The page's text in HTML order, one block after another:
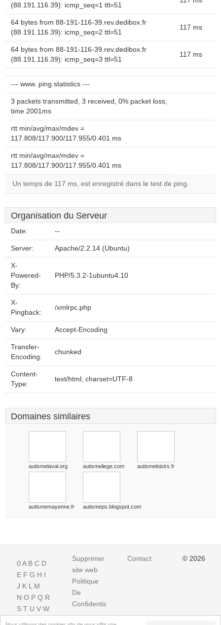
(88.191.116.39): icmp_seq=1 ttl=51
64 bytes from 88-191-116-39.rev.dedibox.fr
(88.191.116.39): icmp_seq=2 ttl=51
117 ms
64 bytes from 88-191-116-39.rev.dedibox.fr
(88.191.116.39): icmp_seq=3 ttl=51
117 ms
--- www. ping statistics ---
3 packets transmitted, 3 received, 0% packet loss,
time 2001ms
rtt min/avg/max/mdev =
117.808/117.900/117.955/0.401 ms
rtt min/avg/max/mdev =
117.808/117.900/117.955/0.401 ms
Un temps de 117 ms, est enregistré dans le test de ping.
Organisation du Serveur
Date: --
Server: Apache/2.2.14 (Ubuntu)
X-
Powered-
By:
PHP/5.3.2-1ubuntu4.10
X-
Pingback:
/xmlrpc.php
Vary: Accept-Encoding
Transfer-
Encoding:
chunked
Content-
Type:
text/html; charset=UTF-8
Domaines similaires
autismelaval.org autismeliege.com autismeloisirs.fr
autismemayenne.fr autismeps.blogspot.com
0A B C D
E F G H I
J K L M
N O P Q R
S T U V W
Supprimer
site web
Politique
De
Confidentialite
Contact © 2026